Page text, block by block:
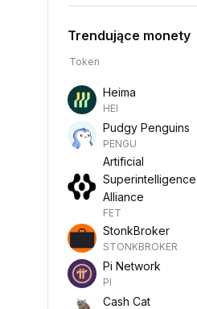
Trendujące monety
Token
Heima
HEI
Pudgy Penguins
PENGU
Artificial
Superintelligence
Alliance
FET
StonkBroker
STONKBROKER
Pi Network
PI
Cash Cat